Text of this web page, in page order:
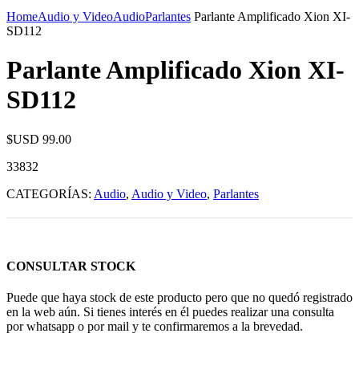
HomeAudio y VideoAudioParlantes Parlante Amplificado Xion XI-
SD112
Parlante Amplificado Xion XI-
SD112
$USD 99.00
33832
CATEGORÍAS: Audio, Audio y Video, Parlantes
CONSULTAR STOCK
Puede que haya stock de este producto pero que no quedó registrado
en la web aún. Si tienes interés en él puedes realizar una consulta
por whatsapp o por mail y te confirmaremos a la brevedad.